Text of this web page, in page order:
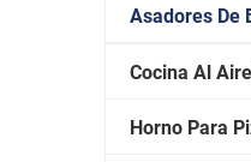
Asadores De
Cocina Al
Horno Para